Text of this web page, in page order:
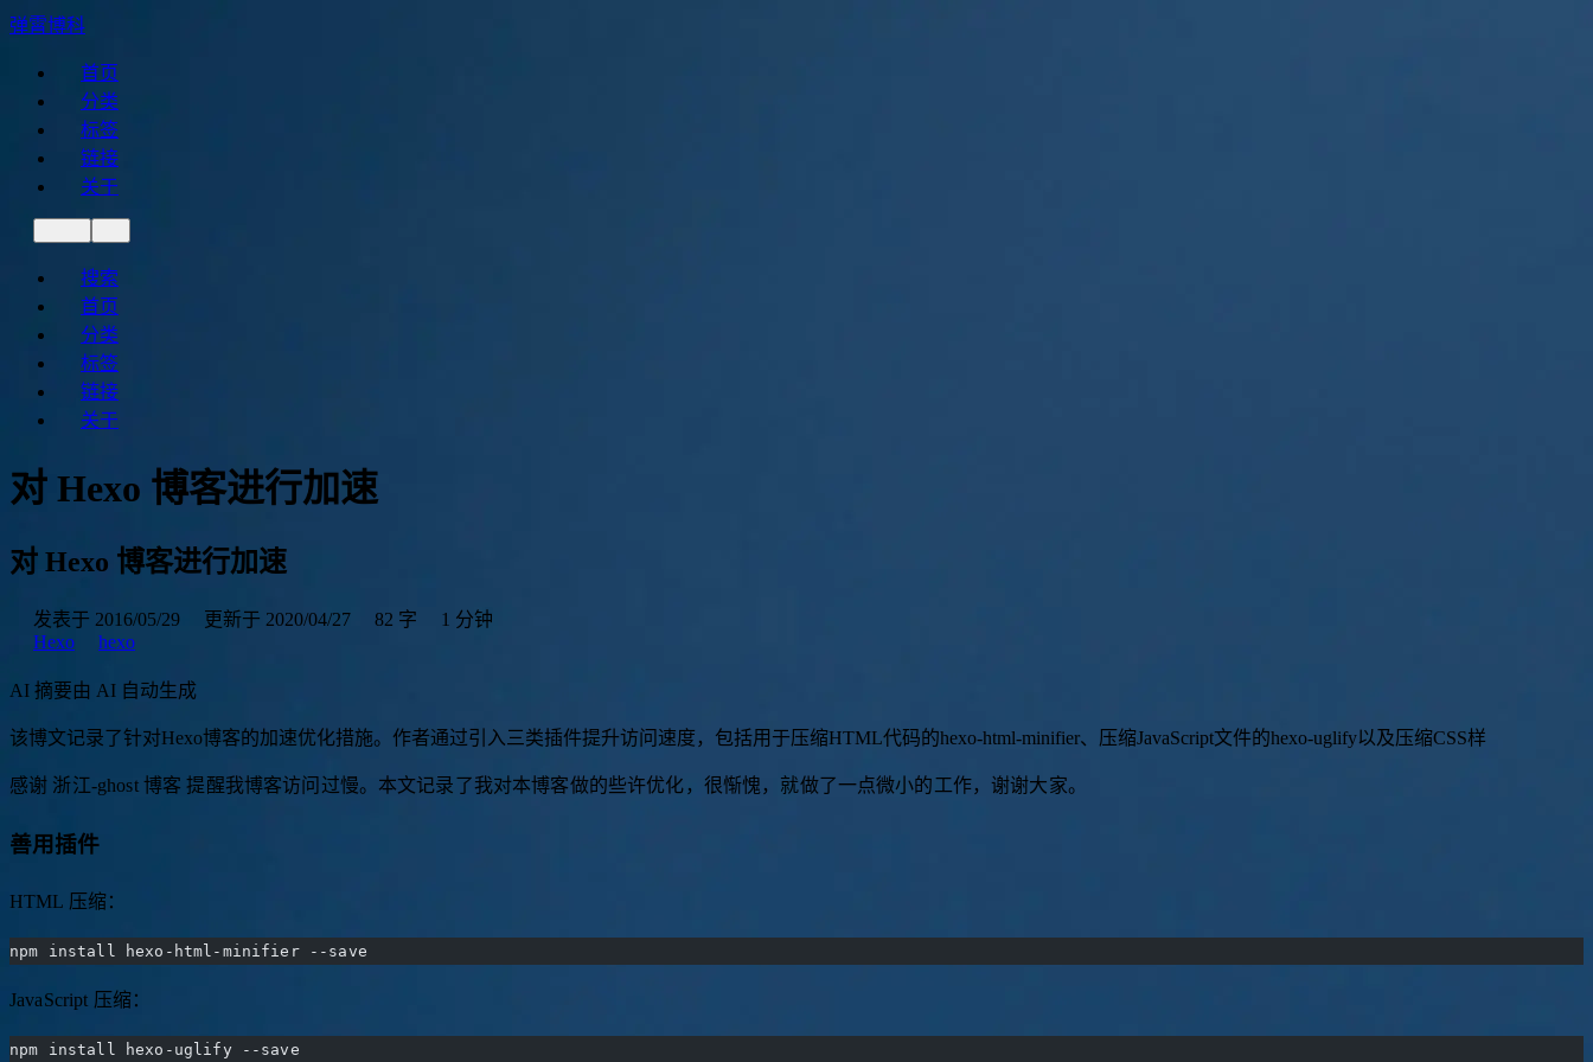
弹霄博科
首页
分类
标签
链接
关于
搜索
首页
分类
标签
链接
关于
对 Hexo 博客进行加速
对 Hexo 博客进行加速
发表于 2016/05/29 更新于 2020/04/27 82 字
1 分钟
Hexo
hexo
AI 摘要由 AI 自动生成
该博文记录了针对Hexo博客的加速优化措施。 作者通过引 入 三类插件提升访问 速度 ， 包括用 于压缩HTML代码的hexo-html-minifier、 压缩JavaScript文件的hexo-uglify以 及压缩CSS样
感谢 浙江-ghost 博客 提醒我博客访问过慢。本文记录了我对本博客做的些许优化，很惭愧，就做了一点微小的工作，谢谢大家。
善用插件
HTML 压缩：
npm install hexo-html-minifier --save
JavaScript 压缩：
npm install hexo-uglify --save